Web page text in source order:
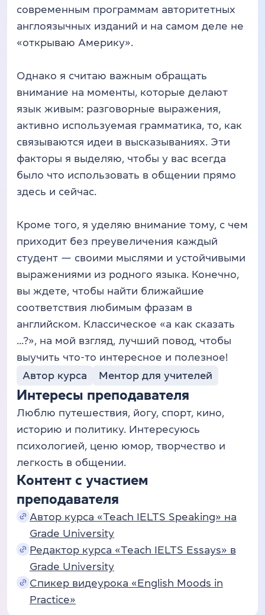
современным программам авторитетных
англоязычных изданий и на самом деле не
«открываю Америку».
Однако я считаю важным обращать
внимание на моменты, которые делают
язык живым: разговорные выражения,
активно используемая грамматика, то, как
связываются идеи в высказываниях. Эти
факторы я выделяю, чтобы у вас всегда
было что использовать в общении прямо
здесь и сейчас.
Кроме того, я уделяю внимание тому, с чем
приходит без преувеличения каждый
студент — своими мыслями и устойчивыми
выражениями из родного языка. Конечно,
вы ждете, чтобы найти ближайшие
соответствия любимым фразам в
английском. Классическое «а как сказать
...?», на мой взгляд, лучший повод, чтобы
выучить что-то интересное и полезное!
Автор курса
Ментор для учителей
Интересы преподавателя
Люблю путешествия, йогу, спорт, кино,
историю и политику. Интересуюсь
психологией, ценю юмор, творчество и
легкость в общении.
Контент с участием
преподавателя
Автор курса «Teach IELTS Speaking» на
Grade University
Редактор курса «Teach IELTS Essays» в
Grade University
Спикер видеурока «English Moods in
Practice»